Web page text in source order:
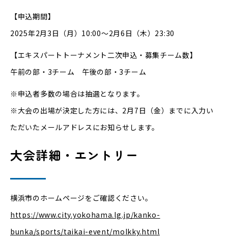
【申込期間】
2025年2月3日（月）10:00〜2月6日（木）23:30
【エキスパートトーナメント二次申込・募集チーム数】
午前の部・3チーム 午後の部・3チーム
※申込者多数の場合は抽選となります。
※大会の出場が決定した方には、2月7日（金）までに入力い
ただいたメールアドレスにお知らせします。
大会詳細・エントリー
横浜市のホームページをご確認ください。
https://www.city.yokohama.lg.jp/kanko-
bunka/sports/taikai-event/molkky.html